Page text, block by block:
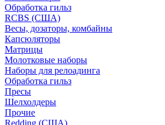
Обработка гильз
RCBS (США)
Весы, дозаторы, комбайны
Капсюляторы
Матрицы
Молотковые наборы
Наборы для релоадинга
Обработка гильз
Пресы
Шелхолдеры
Прочие
Redding (США)